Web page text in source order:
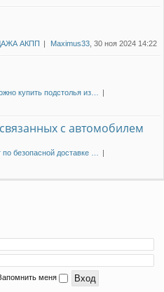
АКПП Maximus33 , 30 ноя 2024 14:22
купить подстолья из…
с автомобилем
по безопасной доставке …
меня